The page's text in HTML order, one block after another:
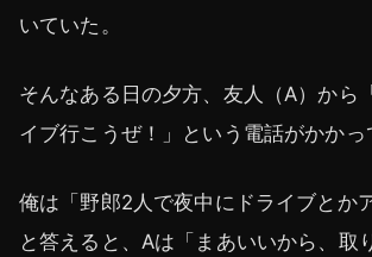
いていた。
そんなある日の夕方、友人（A）から
イブ行こうぜ！」という電話がかかっ
俺は「野郎2人で夜中にドライブとか
と答えると、Aは「まあいいから、取